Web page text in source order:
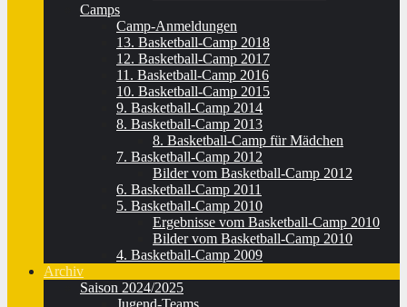
Camps
Camp-Anmeldungen
13. Basketball-Camp 2018
12. Basketball-Camp 2017
11. Basketball-Camp 2016
10. Basketball-Camp 2015
9. Basketball-Camp 2014
8. Basketball-Camp 2013
8. Basketball-Camp für Mädchen
7. Basketball-Camp 2012
Bilder vom Basketball-Camp 2012
6. Basketball-Camp 2011
5. Basketball-Camp 2010
Ergebnisse vom Basketball-Camp 2010
Bilder vom Basketball-Camp 2010
4. Basketball-Camp 2009
Archiv
Saison 2024/2025
Jugend-Teams